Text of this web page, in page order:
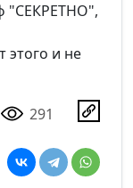
"СЕКРЕТНО",
этого и не
291